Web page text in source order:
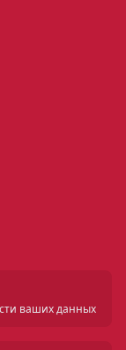
ваших данных